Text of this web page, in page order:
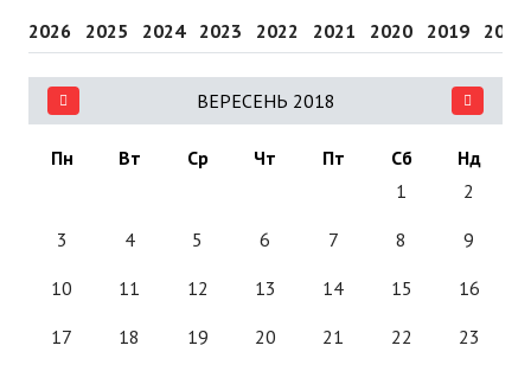
2026 2025 2024 2023 2022 2021 2020 2019 2018
ВЕРЕСЕНЬ 2018
Пн Вт Ср Чт Пт Сб
Нд
1
2
3 4 5 6 7 8 9
10 11 12 13 14 15 16
17 18 19 20 21 22 23